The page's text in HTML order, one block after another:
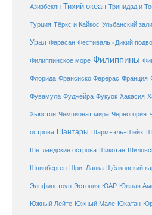
Азизбекян Тихий океан Тринидад и
Турция Тёркс и Кайкос Ульбанский
Урал Фарасан Фестиваль «Дикий
Филиппинское море Филиппины
Флорида Франсиско Ферерас Франция
Фувамула Фуджейра Фукуок Хакасия
Хьюстон Чемпионат мира Черногория
острова Шантары Шарм-эль-Шейх
Шетландские острова Шикотан
Шпицберген Шри-Ланка Щёлковский
Эльфинстоун Эстония ЮАР Южная
Южный Лейте Южный Мале Юкатан